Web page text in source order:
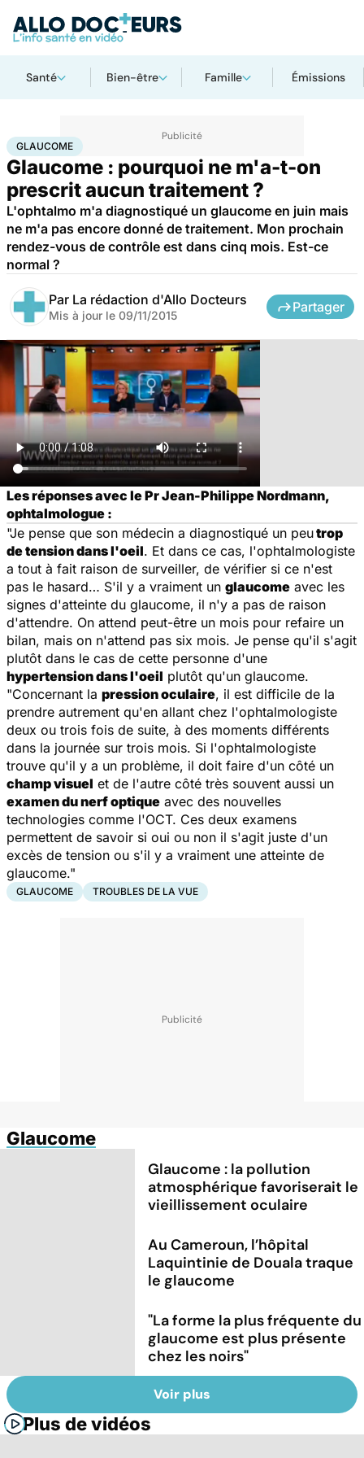
Santé Bien-être Famille Émissions
AccueilSanté Glaucome
GLAUCOME
Glaucome : pourquoi ne m'a-t-on
prescrit aucun traitement ?
L'ophtalmo m'a diagnostiqué un glaucome en juin mais
ne m'a pas encore donné de traitement. Mon prochain
rendez-vous de contrôle est dans cinq mois. Est-ce
normal ?
Par La rédaction d'Allo Docteurs
Mis à jour le 09/11/2015
Partager
Les réponses avec le Pr Jean-Philippe Nordmann,
ophtalmologue :
"Je pense que son médecin a diagnostiqué un peutrop
de tension dans l'oeil. Et dans ce cas, l'ophtalmologiste
a tout à fait raison de surveiller, de vérifier si ce n'est
pas le hasard… S'il y a vraiment un glaucome avec les
signes d'atteinte du glaucome, il n'y a pas de raison
d'attendre. On attend peut-être un mois pour refaire un
bilan, mais on n'attend pas six mois. Je pense qu'il s'agit
plutôt dans le cas de cette personne d'une
hypertension dans l'oeil plutôt qu'un glaucome.
"Concernant la pression oculaire, il est difficile de la
prendre autrement qu'en allant chez l'ophtalmologiste
deux ou trois fois de suite, à des moments différents
dans la journée sur trois mois. Si l'ophtalmologiste
trouve qu'il y a un problème, il doit faire d'un côté un
champ visuel et de l'autre côté très souvent aussi un
examen du nerf optique avec des nouvelles
technologies comme l'OCT. Ces deux examens
permettent de savoir si oui ou non il s'agit juste d'un
excès de tension ou s'il y a vraiment une atteinte de
glaucome."
GLAUCOME TROUBLES DE LA VUE
Glaucome
Glaucome : la pollution
atmosphérique favoriserait le
vieillissement oculaire
Au Cameroun, l’hôpital
Laquintinie de Douala traque
le glaucome
"La forme la plus fréquente du
glaucome est plus présente
chez les noirs"
Voir plus
Plus de vidéos